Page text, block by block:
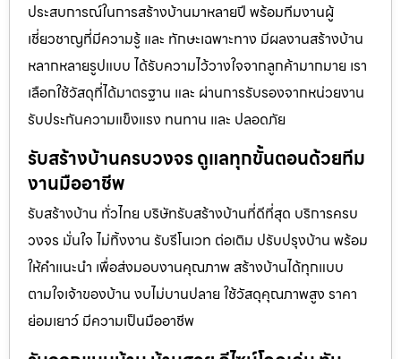
ประสบการณ์ในการสร้างบ้านมาหลายปี พร้อมทีมงานผู้
เชี่ยวชาญที่มีความรู้ และ ทักษะเฉพาะทาง มีผลงานสร้างบ้าน
หลากหลายรูปแบบ ได้รับความไว้วางใจจากลูกค้ามากมาย เรา
เลือกใช้วัสดุที่ได้มาตรฐาน และ ผ่านการรับรองจากหน่วยงาน
รับประกันความแข็งแรง ทนทาน และ ปลอดภัย
รับสร้างบ้านครบวงจร ดูแลทุกขั้นตอนด้วยทีม
งานมืออาชีพ
รับสร้างบ้าน ทั่วไทย บริษัทรับสร้างบ้านที่ดีที่สุด บริการครบ
วงจร มั่นใจ ไม่ทิ้งงาน รับรีโนเวท ต่อเติม ปรับปรุงบ้าน พร้อม
ให้คำแนะนำ เพื่อส่งมอบงานคุณภาพ สร้างบ้านได้ทุกแบบ
ตามใจเจ้าของบ้าน งบไม่บานปลาย ใช้วัสดุคุณภาพสูง ราคา
ย่อมเยาว์ มีความเป็นมืออาชีพ